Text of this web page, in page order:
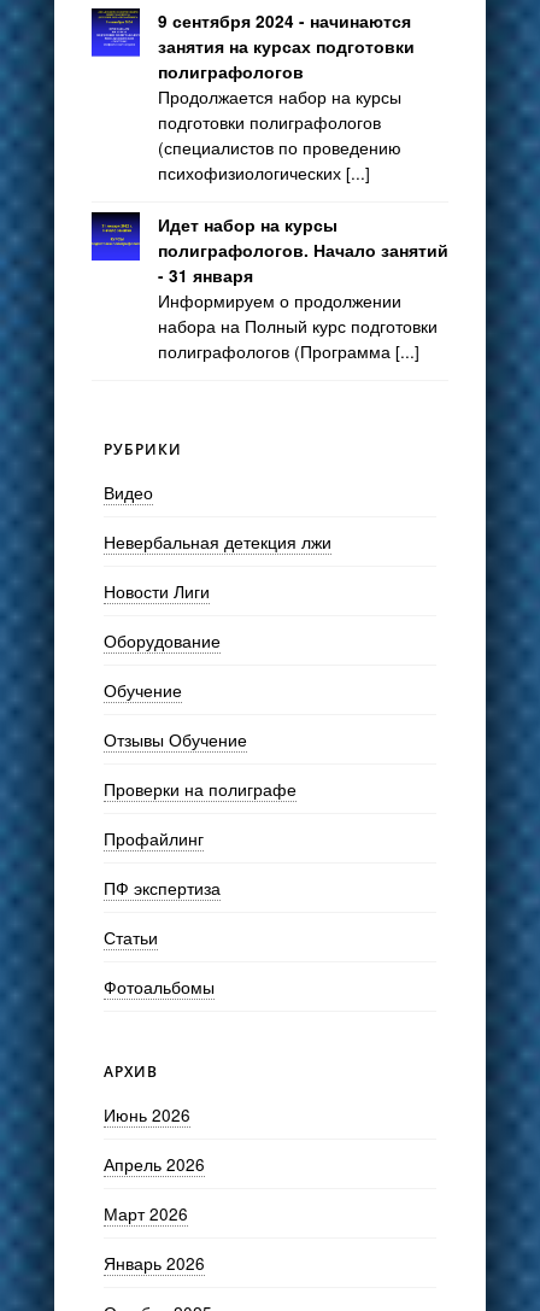
9 сентября 2024 - начинаются
занятия на курсах подготовки
полиграфологов
Продолжается набор на курсы
подготовки полиграфологов
(специалистов по проведению
психофизиологических [...]
Идет набор на курсы
полиграфологов. Начало занятий
- 31 января
Информируем о продолжении
набора на Полный курс подготовки
полиграфологов (Программа [...]
РУБРИКИ
Видео
Невербальная детекция лжи
Новости Лиги
Оборудование
Обучение
Отзывы Обучение
Проверки на полиграфе
Профайлинг
ПФ экспертиза
Статьи
Фотоальбомы
АРХИВ
Июнь 2026
Апрель 2026
Март 2026
Январь 2026